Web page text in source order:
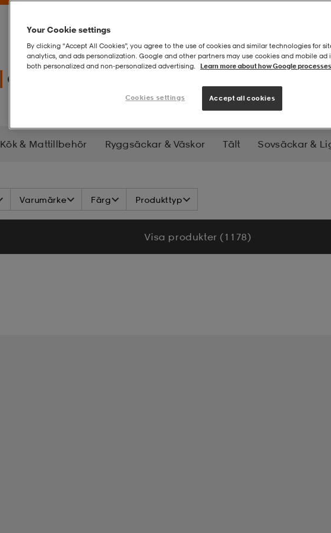
OUTDOORSKOR
Kök & Mattillbehör Ryggsäckar & Väskor Tält Sovsäckar &
Varumärke Färg Produkttyp
Visa produkter (1 178)
Your Cookie settings
By clicking “Accept All Cookies”, you agree to the use of cookies and similar technologies for
analytics, and ads personalization. Google and other partners may use cookies and mobile ad
both personalized and non‑personalized advertising.
Learn more about how Google
Cookies settings Accept all cookies